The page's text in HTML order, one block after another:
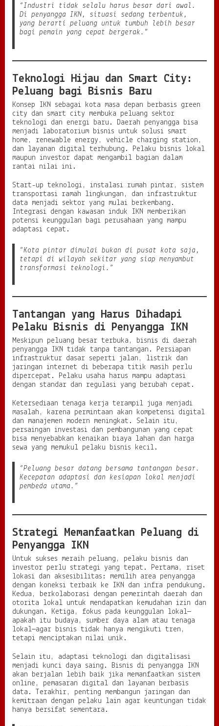
“Industri tidak selalu harus besar dari awal.
Di penyangga IKN, situasi sedang terbentuk,
yang berarti peluang untuk tumbuh lebih besar
bagi pemain yang cepat bergerak.”
Teknologi Hijau dan Smart City:
Peluang bagi Bisnis Baru
Konsep IKN sebagai kota masa depan berbasis green
city dan smart city membuka peluang sektor
teknologi dan energi baru. Daerah penyangga bisa
menjadi laboratorium bisnis untuk solusi smart
home, renewable energy, vehicle charging station,
dan layanan digital terhubung. Pelaku bisnis lokal
maupun investor dapat mengambil bagian dalam
rantai nilai ini.
Start-up teknologi, instalasi rumah pintar, sistem
transportasi ramah lingkungan, dan infrastruktur
data menjadi sektor yang mulai berkembang.
Integrasi dengan kawasan induk IKN memberikan
potensi keunggulan bagi perusahaan yang mampu
adaptasi cepat.
“Kota pintar dimulai bukan di pusat kota saja,
tetapi di wilayah sekitar yang siap menyambut
transformasi teknologi.”
Tantangan yang Harus Dihadapi
Pelaku Bisnis di Penyangga IKN
Meskipun peluang besar terbuka, bisnis di daerah
penyangga IKN tidak tanpa tantangan. Persiapan
infrastruktur dasar seperti jalan, listrik dan
jaringan internet di beberapa titik masih perlu
dipercepat. Pelaku usaha harus mampu adaptasi
dengan standar dan regulasi yang berubah cepat.
Ketersediaan tenaga kerja terampil juga menjadi
masalah, karena permintaan akan kompetensi digital
dan manajemen modern meningkat. Selain itu,
persaingan investasi dan pembangunan yang cepat
bisa menyebabkan kenaikan biaya lahan dan harga
sewa yang memukul pelaku bisnis kecil.
“Peluang besar datang bersama tantangan besar.
Kecepatan adaptasi dan kesiapan lokal menjadi
pembeda utama.”
Strategi Memanfaatkan Peluang di
Penyangga IKN
Untuk sukses meraih peluang, pelaku bisnis dan
investor perlu strategi yang tepat. Pertama, riset
lokasi dan aksesibilitas: memilih area penyangga
dengan koneksi terbaik ke IKN dan infra pendukung.
Kedua, berkolaborasi dengan pemerintah daerah dan
otorita lokal untuk mendapatkan kemudahan izin dan
dukungan. Ketiga, fokus pada keunggulan lokal—
apakah itu budaya, sumber daya alam atau tenaga
lokal—agar bisnis tidak hanya mengikuti tren,
tetapi menciptakan nilai unik.
Selain itu, adaptasi teknologi dan digitalisasi
menjadi kunci daya saing. Bisnis di penyangga IKN
akan berjalan lebih baik jika memanfaatkan sistem
online, pemasaran digital dan layanan berbasis
data. Terakhir, penting membangun jaringan dan
kemitraan dengan pelaku lain agar keuntungan tidak
hanya bersifat sementara.